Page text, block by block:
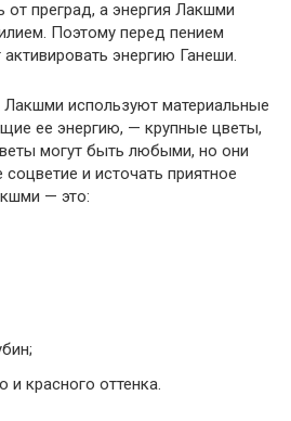
от преград, а энергия Лакшми
Поэтому перед пением
энергию Ганеши.
используют материальные
ее энергию, — крупные цветы,
могут быть любыми, но они
и источать приятное
— это:
и красного оттенка.